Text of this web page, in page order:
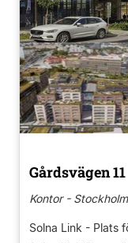
Gårdsvägen 11
Kontor -
Solna Link - Plats